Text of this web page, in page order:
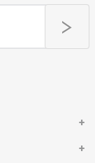
+
+